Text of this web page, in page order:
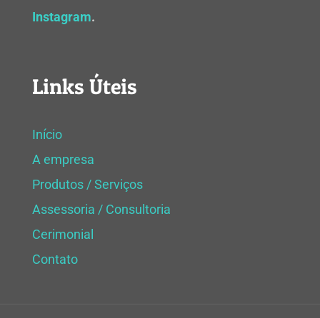
Instagram.
Links Úteis
Início
A empresa
Produtos / Serviços
Assessoria / Consultoria
Cerimonial
Contato